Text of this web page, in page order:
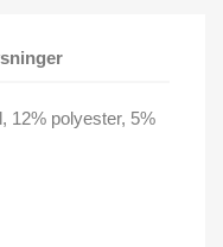
12% polyester, 5%